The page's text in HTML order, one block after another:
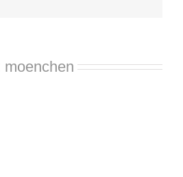
moenchen